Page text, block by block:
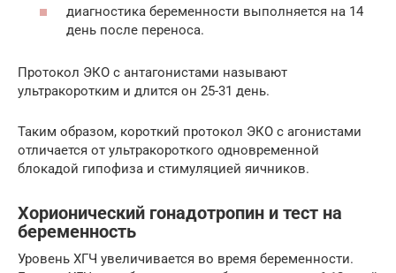
диагностика беременности выполняется на 14
день после переноса.
Протокол ЭКО с антагонистами называют
ультракоротким и длится он 25-31 день.
Таким образом, короткий протокол ЭКО с агонистами
отличается от ультракороткого одновременной
блокадой гипофиза и стимуляцией яичников.
Хорионический гонадотропин и тест на
беременность
Уровень ХГЧ увеличивается во время беременности.